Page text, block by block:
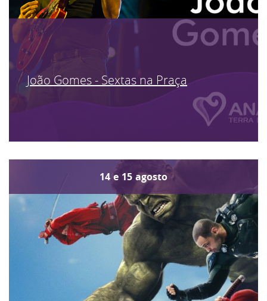
João Gomes - Sextas na Praça
14 e 15 agosto